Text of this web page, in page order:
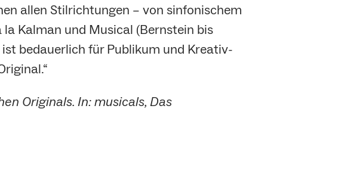
allen Stilrichtungen – von sinfonischem
Kalman und Musical (Bernstein bis
ist bedauerlich für Publikum und Kreativ-
Originals. In: musicals, Das